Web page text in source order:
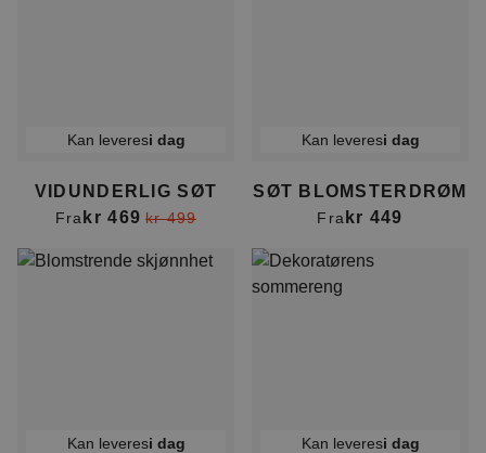
Kan leveresi dag
VIDUNDERLIG SØT
Fra kr 469 kr 499
Kan leveresi dag
SØT BLOMSTERDRØM
Fra kr 449
Kan leveresi dag Kan leveresi dag